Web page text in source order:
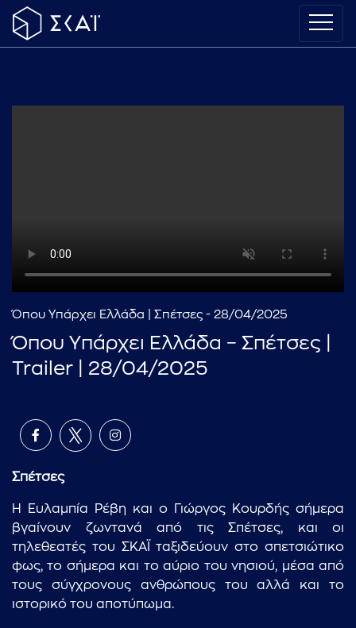
Όπου Υπάρχει Ελλάδα | Σπέτσες - 28/04/2025
Όπου Υπάρχει Ελλάδα – Σπέτσες |
Trailer | 28/04/2025
Σπέτσες
Η Ευλαμπία Ρέβη και ο Γιώργος Κουρδής σήμερα
βγαίνουν ζωντανά από τις Σπέτσες, και οι
τηλεθεατές του ΣΚΑΪ ταξιδεύουν στο σπετσιώτικο
φως, το σήμερα και το αύριο του νησιού, μέσα από
τους σύγχρονους ανθρώπους του αλλά και το
ιστορικό του αποτύπωμα.